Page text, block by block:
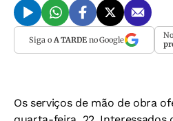
Siga o A TARDEno Google
Os serviços de mão de obra